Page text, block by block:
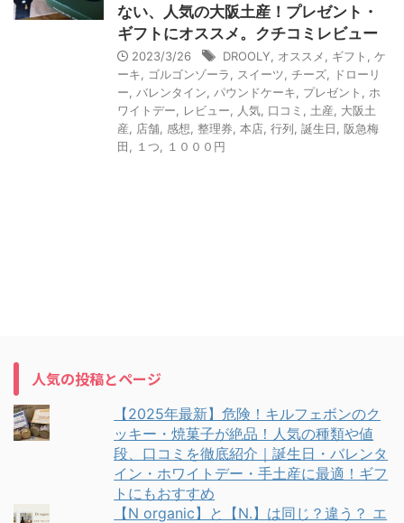
ない、人気の大阪土産！プレゼント・
ギフトにオススメ。クチコミレビュー
2023/3/26 DROOLY オススメ ギフト
ケ
ーキ
ゴルゴンゾーラ スイーツ チーズ
ドローリ
ー
バレンタイン パウンドケーキ プレゼント
ホ
ワイトデー
レビュー 人気 口コミ 土産
大阪土
産
店舗 感想 整理券 本店 行列 誕生日
阪急梅
田
１つ １０００円
人気の投稿とページ
【2025年最新】危険！キルフェボンのク
ッキー・焼菓子が絶品！人気の種類や値
段、口コミを徹底紹介｜誕生日・バレンタ
イン・ホワイトデー・手土産に最適！ギフ
トにもおすすめ
【N organic】と【N.】は同じ？違う？ エ